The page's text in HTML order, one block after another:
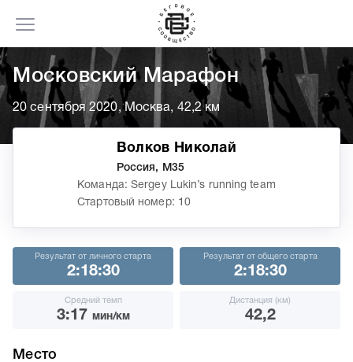
Московский Марафон
20 сентября 2020, Москва, 42,2 км
Волков Николай
Россия, М35
Команда: Sergey Lukin’s running team
Стартовый номер: 10
Результат от личного старта
2:18:30
Результат от общего старта
2:18:30
Средний темп
3:17 мин/км
Дистанция (км)
42,2
Место